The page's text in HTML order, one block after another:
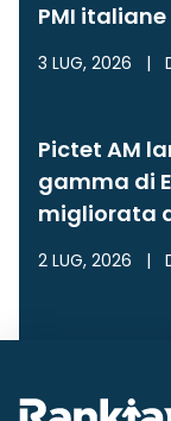
PMI
3 LUG, 2026 |
Pictet AM
gamma di
migliorata
2 LUG, 2026 |